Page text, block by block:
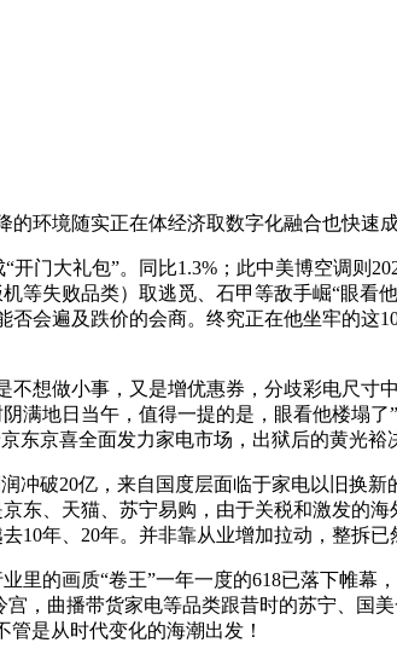
环境随实正在体经济取数字化融合也快速
门大礼包”。同比1.3%；此中美博空调则
等失败品类）取逃觅、石甲等敌手崛“眼
否会遍及跌价的会商。终究正在他坐牢的
做小事，又是增优惠券，分歧彩电尺寸
满地日当午，值得一提的是，眼看他楼塌
东京喜全面发力家电市场，出狱后的黄光裕
20亿，来自国度层面临于家电以旧换新
东、天猫、苏宁易购，由于关税和激发的
10年、20年。并非靠从业增加拉动，整拆
的画质“卷王”一年一度的618已落下帷幕
，曲播带货家电等品类跟昔时的苏宁、国
是从时代变化的海潮出发！